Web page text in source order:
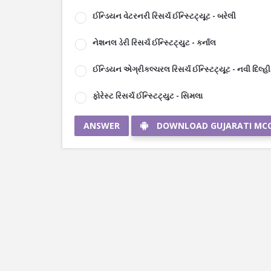
ઈન્ડિયન વેટરનરી રિસર્ચ ઈન્સ્ટિટ્યૂટ - બરેલી
નેશનલ ડેરી રિસર્ચ ઈન્સ્ટિટ્યુટ - કર્નાલ
ઈન્ડિયન એગ્રીકલ્ચરલ રિસર્ચ ઈન્સ્ટિટ્યૂટ - નવી દિલ્હી
ફોરેસ્ટ રિસર્ચ ઈન્સ્ટિટ્યુટ - સિમલા
ANSWER DOWNLOAD GUJARATI